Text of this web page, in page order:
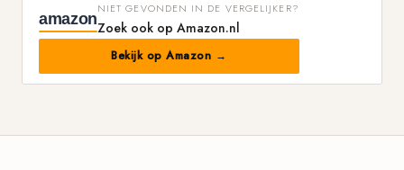
amazon
NIET GEVONDEN IN DE VERGELIJKER?
Zoek ook op Amazon.nl
Bekijk op Amazon →